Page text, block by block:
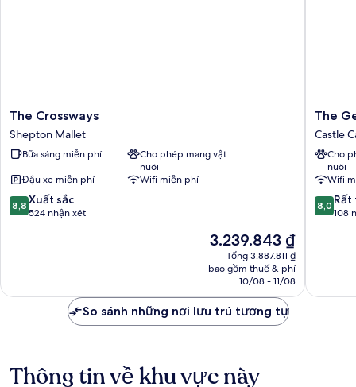
The
Crossways
Shepton
Mallet
The Crossways
Shepton Mallet
Bữa sáng miễn phí
Cho phép mang vật
nuôi
Đậu xe miễn phí
Wifi miễn phí
8.8
trên
xét
8,8 Xuất sắc
524 nhận xét
Giá
hiện
tại
3.239.843 ₫
3.239.843 ₫
Tổng 3.887.811 ₫
bao gồm thuế & phí
10/08 - 11/08
The
George
Hotel
Castle
Cary
The
Castle
Cho
nuôi
Wifi
8.0
trên
xét
8,0 Rất
108
So sánh những nơi lưu trú tương tự
Thông tin về khu vực này